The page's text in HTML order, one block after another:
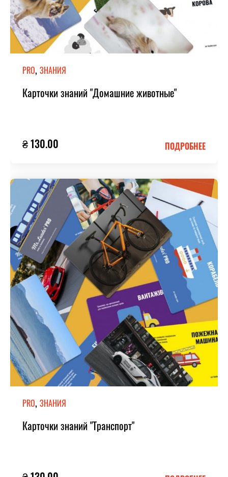
PRO, ЗНАНИЯ
Карточки знаний "Домашние животные"
₴ 130.00 ПОДРОБНЕЕ
PRO, ЗНАНИЯ
Карточки знаний "Транспорт"